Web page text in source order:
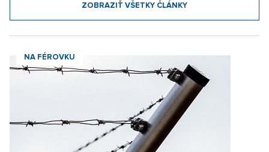
ZOBRAZIŤ VŠETKY ČLÁNKY
NA FÉROVKU